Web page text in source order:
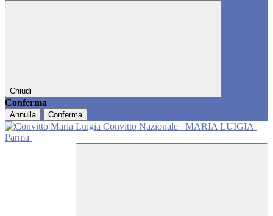
Chiudi
Conferma
Annulla Conferma
Convitto Nazionale
MARIA LUIGIA
Parma